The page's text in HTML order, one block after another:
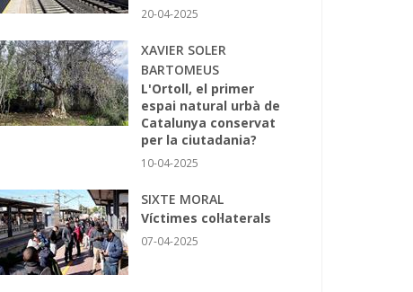
20-04-2025
XAVIER SOLER
BARTOMEUS
L'Ortoll, el primer
espai natural urbà de
Catalunya conservat
per la ciutadania?
10-04-2025
SIXTE MORAL
Víctimes col·laterals
07-04-2025